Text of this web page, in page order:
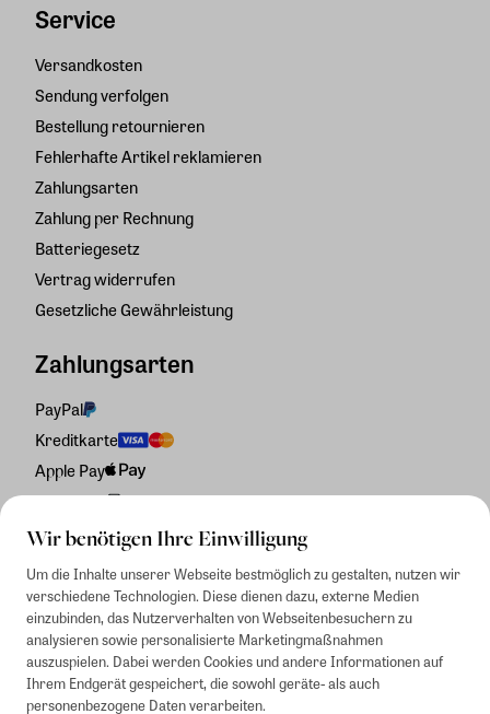
Wir benötigen Ihre Einwilligung
Um die Inhalte unserer Webseite bestmöglich zu gestalten, nutzen wir
verschiedene Technologien. Diese dienen dazu, externe Medien
einzubinden, das Nutzerverhalten von Webseitenbesuchern zu
analysieren sowie personalisierte Marketingmaßnahmen
auszuspielen. Dabei werden Cookies und andere Informationen auf
Ihrem Endgerät gespeichert, die sowohl geräte- als auch
personenbezogene Daten verarbeiten.
Service
Versandkosten
Sendung verfolgen
Bestellung retournieren
Fehlerhafte Artikel reklamieren
Zahlungsarten
Zahlung per Rechnung
Batteriegesetz
Vertrag widerrufen
Gesetzliche Gewährleistung
Zahlungsarten
PayPal
Kreditkarte
Apple Pay
Rechnung